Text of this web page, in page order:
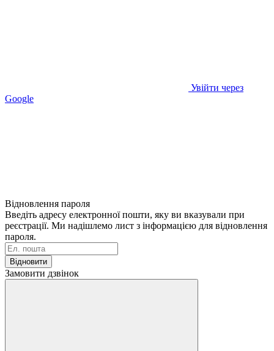
Увійти через
Google
Відновлення пароля
Введіть адресу електронної пошти, яку ви вказували при
реєстрації. Ми надішлемо лист з інформацією для відновлення
пароля.
Відновити
Замовити дзвінок